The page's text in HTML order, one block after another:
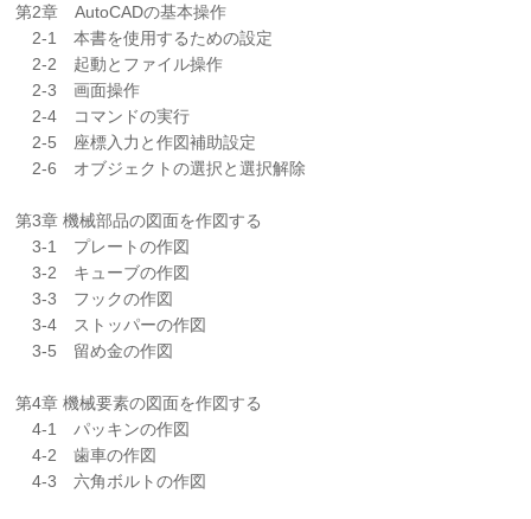
第2章 AutoCADの基本操作
2-1 本書を使用するための設定
2-2 起動とファイル操作
2-3 画面操作
2-4 コマンドの実行
2-5 座標入力と作図補助設定
2-6 オブジェクトの選択と選択解除
第3章 機械部品の図面を作図する
3-1 プレートの作図
3-2 キューブの作図
3-3 フックの作図
3-4 ストッパーの作図
3-5 留め金の作図
第4章 機械要素の図面を作図する
4-1 パッキンの作図
4-2 歯車の作図
4-3 六角ボルトの作図